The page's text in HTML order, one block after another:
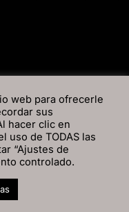
web para ofrecerle
sus
hacer clic en
uso de TODAS las
“Ajustes de
controlado.